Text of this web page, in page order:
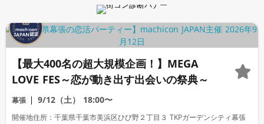
【最大400名の超大規模企画！】MEGA
LOVE FES～恋が動き出す出会いの祭典～
幕張 9/12（土） 18:00〜
開催地住所：千葉県千葉市美浜区ひび野２丁目３ TKPガーデンシティ幕張